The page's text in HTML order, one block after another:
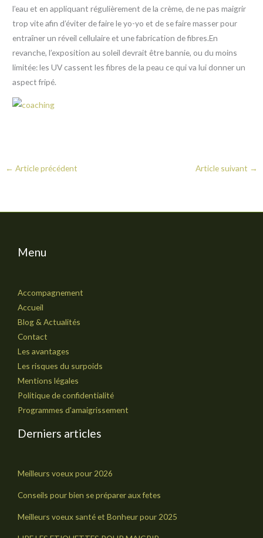
l’eau et en appliquant régulièrement de la crème, de ne pas maigrir
trop vite afin d’éviter de faire le yo-yo et de se faire masser pour
entraîner un réveil cellulaire et une fabrication de fibres.En
revanche, l’exposition au soleil devrait être bannie, ou du moins
limitée: les UV cassent les fibres de la peau ce qui va lui donner un
aspect fripé.
← Article précédent Article suivant →
Menu
Accompagnement
Accueil
Blog & Actualités
Contact
Les avantages
Les risques du surpoids
Mentions légales
Politique de confidentialité
Programmes d'amaigrissement
Derniers articles
Meilleurs voeux pour 2026
Conseils pour bien se préparer aux fetes
Meilleurs voeux santé et Bonheur pour 2025